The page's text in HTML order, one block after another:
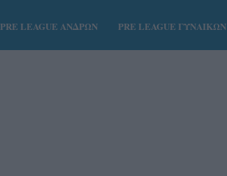
PRE LEAGUE ΑΝΔΡΩΝ PRE LEAGUE ΓΥΝΑΙΚΩΝ